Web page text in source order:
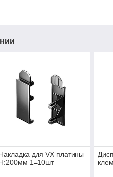
Накладка для VX платины
H:200мм 1=10шт